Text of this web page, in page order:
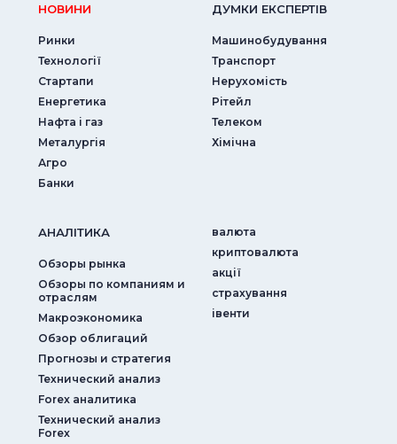
НОВИНИ
Ринки
Технології
Стартапи
Енергетика
Нафта і газ
Металургія
Агро
Банки
ДУМКИ ЕКСПЕРТIВ
Машинобудування
Транспорт
Нерухомість
Рітейл
Телеком
Хімічна
АНАЛIТИКА
Обзоры рынка
Обзоры по компаниям и
отраслям
Макроэкономика
Обзор облигаций
Прогнозы и стратегия
Технический анализ
Forex аналитика
Технический анализ
Forex
валюта
криптовалюта
акції
страхування
iвенти